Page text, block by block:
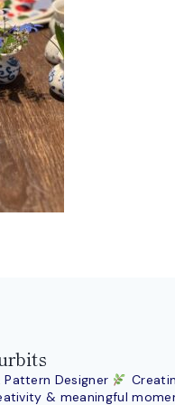
Designer
& meaningful